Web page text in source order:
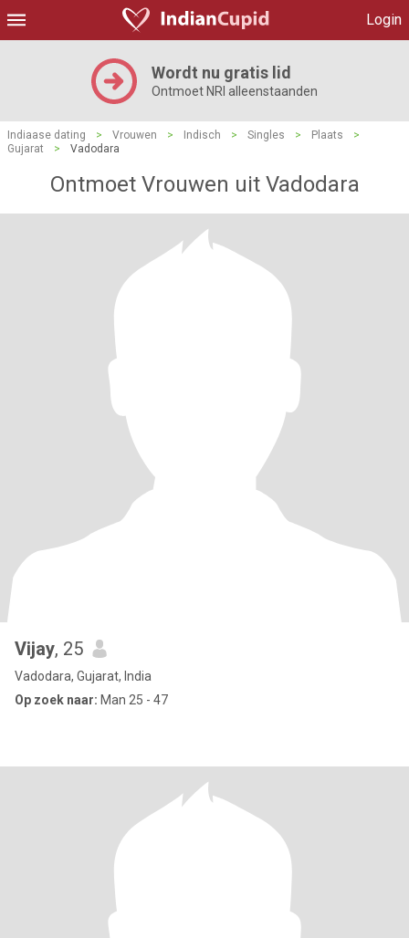
Login
Wordt nu gratis lid
Ontmoet NRI alleenstaanden
Indiaase dating > Vrouwen > Indisch > Singles > Plaats
>
Gujarat
> Vadodara
Ontmoet Vrouwen uit Vadodara
Vijay, 25
Vadodara, Gujarat, India
Op zoek naar: Man 25 - 47